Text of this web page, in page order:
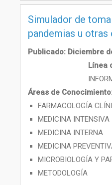
Simulador de
pandemias u
Publicado: Diciembre
Línea
Áreas de
FARMACOLOGÍA
MEDICINA INTENSIVA
MEDICINA INTERNA
MEDICINA
MICROBIOLOGÍA Y
METODOLOGÍA